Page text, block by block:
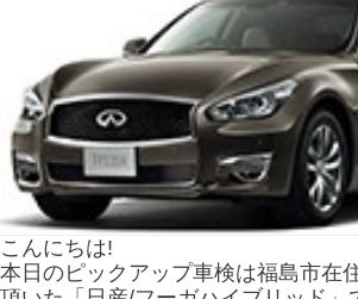
こんにちは!
本日のピックアップ車検は福島市在